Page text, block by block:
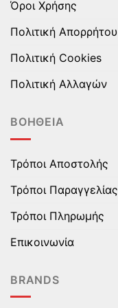
Όροι Χρήσης
Πολιτική Απορρήτου
Πολιτική Cookies
Πολιτική Αλλαγών
ΒΟΉΘΕΙΑ
Τρόποι Αποστολής
Τρόποι Παραγγελίας
Τρόποι Πληρωμής
Επικοινωνία
BRANDS